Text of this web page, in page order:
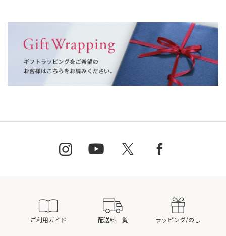
ご利用ガイド 配送料一覧 ラッピング/のし